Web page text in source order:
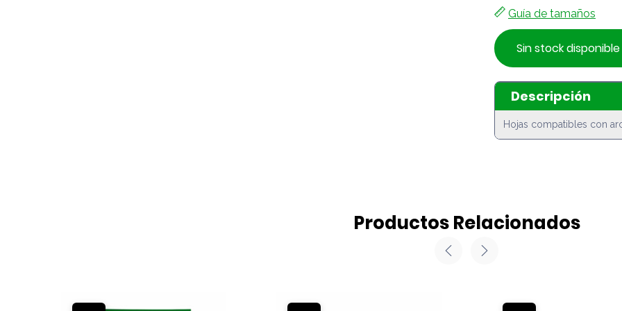
Guía de tamaños
Sin stock disponible
Descripción
Hojas compatibles con
Productos Relacionados